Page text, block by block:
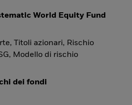
World Equity Fund
Titoli azionari, Rischio
Modello di rischio
dei fondi